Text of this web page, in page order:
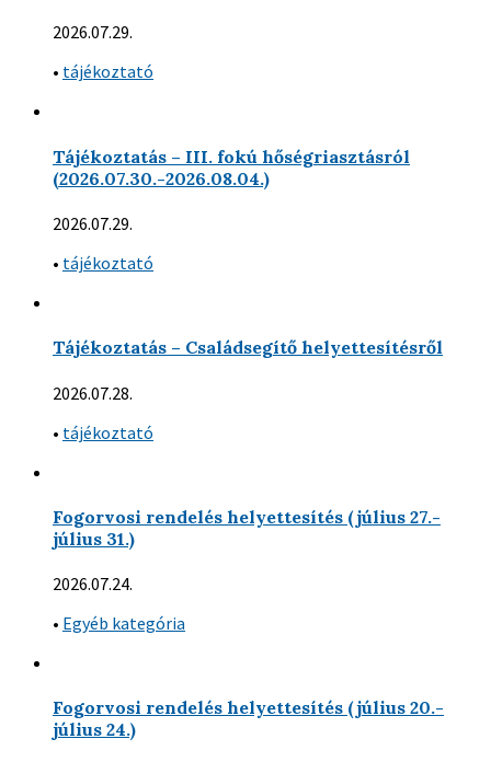
2026.07.29.
• tájékoztató
Tájékoztatás – III. fokú hőségriasztásról
(2026.07.30.-2026.08.04.)
2026.07.29.
• tájékoztató
Tájékoztatás – Családsegítő helyettesítésről
2026.07.28.
• tájékoztató
Fogorvosi rendelés helyettesítés (július 27.-
július 31.)
2026.07.24.
• Egyéb kategória
Fogorvosi rendelés helyettesítés (július 20.-
július 24.)